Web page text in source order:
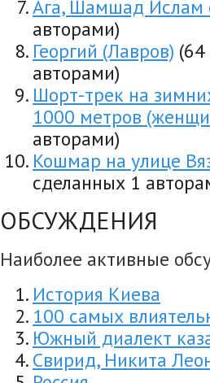
Ага, Шамшад Ислам
авторами)
Георгий (Лавров)
авторами)
Шорт-трек на
1000 метров
авторами)
Кошмар на улице
сделанных 1
ОБСУЖДЕНИЯ
Наиболее активные
История Киева
100 самых
Южный диалект
Свирид, Никита